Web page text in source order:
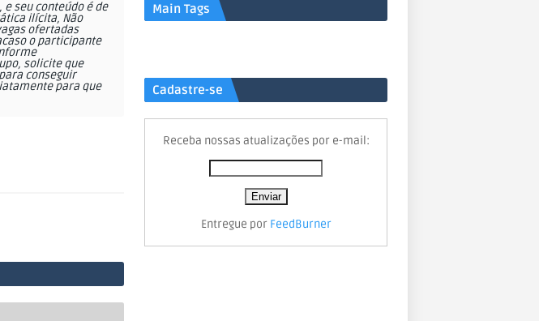
e seu conteúdo é de
ilícita, Não
ofertadas
o participante
solicite que
conseguir
para que
Main Tags
Cadastre-se
Receba nossas atualizações por e-mail:
Entregue por FeedBurner